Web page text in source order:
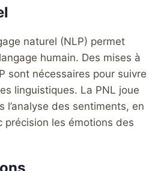
naturel (NLP) permet
humain. Des mises à
sont nécessaires pour suivre
linguistiques. La PNL joue
l’analyse des sentiments, en
précision les émotions des